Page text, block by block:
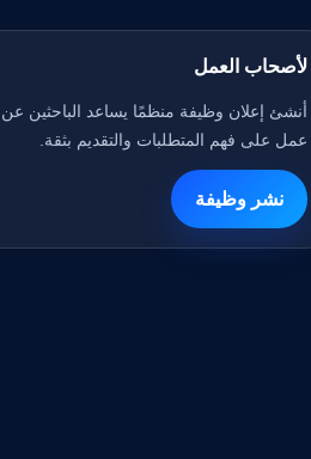
لأصحاب العمل
أنشئ إعلان وظيفة منظمًا يساعد الباحثين عن
عمل على فهم المتطلبات والتقديم بثقة.
نشر وظيفة